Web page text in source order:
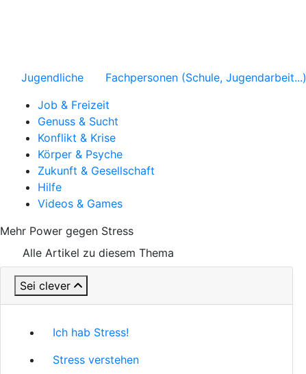
Jugendliche Fachpersonen (Schule, Jugendarbeit...)
Job & Freizeit
Genuss & Sucht
Konflikt & Krise
Körper & Psyche
Zukunft & Gesellschaft
Hilfe
Videos & Games
Mehr Power gegen Stress
Alle Artikel zu diesem Thema
Sei clever
Ich hab Stress!
Stress verstehen